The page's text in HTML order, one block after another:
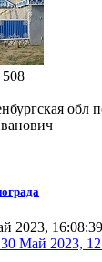
обл
2023,
Май 2023,